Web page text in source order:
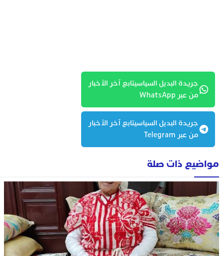
جريدة البديل السياسيتابع آخر الأخبار
من عبر WhatsApp
جريدة البديل السياسيتابع آخر الأخبار
من عبر Telegram
مواضيع ذات صلة